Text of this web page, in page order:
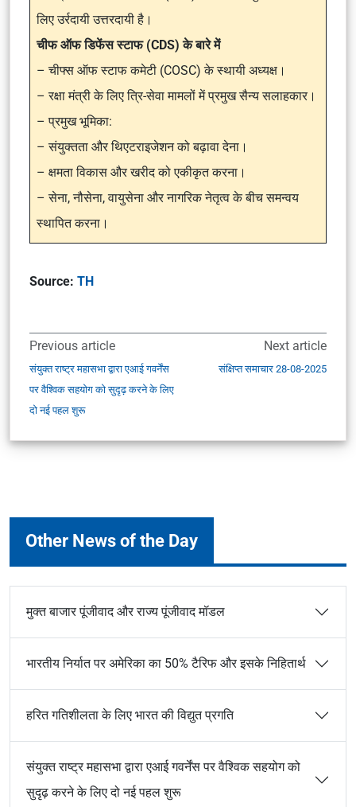
लिए उर्रदायी उत्तरदायी है।
चीफ ऑफ डिफेंस स्टाफ (CDS) के बारे में
– चीफ्स ऑफ स्टाफ कमेटी (COSC) के स्थायी अध्यक्ष।
– रक्षा मंत्री के लिए त्रि-सेवा मामलों में प्रमुख सैन्य सलाहकार।
– प्रमुख भूमिका:
– संयुक्तता और थिएटराइजेशन को बढ़ावा देना।
– क्षमता विकास और खरीद को एकीकृत करना।
– सेना, नौसेना, वायुसेना और नागरिक नेतृत्व के बीच समन्वय
स्थापित करना।
Source: TH
Previous article
संयुक्त राष्ट्र महासभा द्वारा एआई गवर्नेंस
पर वैश्विक सहयोग को सुदृढ़ करने के लिए
दो नई पहल शुरू
Next article
संक्षिप्त समाचार 28-08-2025
Other News of the Day
मुक्त बाजार पूंजीवाद और राज्य पूंजीवाद मॉडल
भारतीय निर्यात पर अमेरिका का 50% टैरिफ और इसके निहितार्थ
हरित गतिशीलता के लिए भारत की विद्युत प्रगति
संयुक्त राष्ट्र महासभा द्वारा एआई गवर्नेंस पर वैश्विक सहयोग को
सुदृढ़ करने के लिए दो नई पहल शुरू